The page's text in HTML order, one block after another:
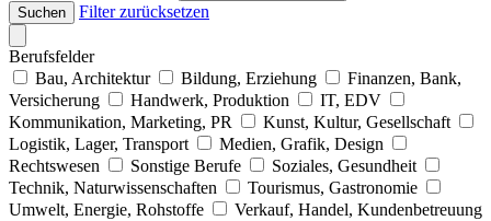
Suchen Filter zurücksetzen
Berufsfelder
Bau, Architektur
Bildung, Erziehung
Finanzen, Bank,
Versicherung
Handwerk, Produktion
IT, EDV
Kommunikation, Marketing, PR
Kunst, Kultur, Gesellschaft
Logistik, Lager, Transport
Medien, Grafik, Design
Rechtswesen
Sonstige Berufe
Soziales, Gesundheit
Technik, Naturwissenschaften
Tourismus, Gastronomie
Umwelt, Energie, Rohstoffe
Verkauf, Handel, Kundenbetreuung